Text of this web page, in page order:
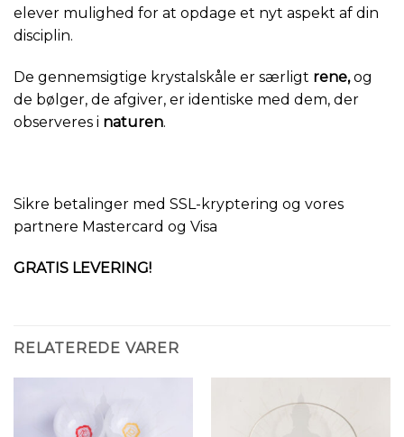
elever mulighed for at opdage et nyt aspekt af din
disciplin.
De gennemsigtige krystalskåle er særligt rene,og
de bølger, de afgiver, er identiske med dem, der
observeres i naturen.
Sikre betalinger med SSL-kryptering og vores
partnere Mastercard og Visa
GRATIS LEVERING!
RELATEREDE VARER